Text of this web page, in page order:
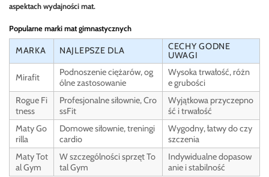
aspektach wydajności mat.
Popularne marki mat gimnastycznych
MARKA NAJLEPSZE DLA
CECHY GODNE
UWAGI
Mirafit
Podnoszenie ciężarów, og
ólne zastosowanie
Wysoka trwałość, różn
e grubości
Rogue Fi
tness
Profesjonalne siłownie, Cro
ssFit
Wyjątkowa przyczepno
ść i trwałość
Maty Go
rilla
Domowe siłownie, treningi
cardio
Wygodny, łatwy do czy
szczenia
Maty Tot
al Gym
W szczególności sprzęt To
tal Gym
Indywidualne dopasow
anie i stabilność